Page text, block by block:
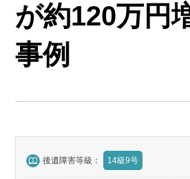
が約120万円
事例
後遺障害等級： 14級9号